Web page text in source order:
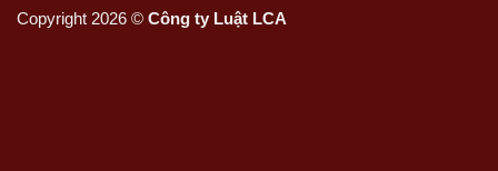
Copyright 2026 © Công ty Luật LCA